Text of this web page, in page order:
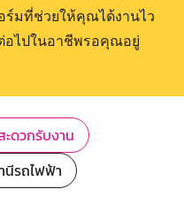
มที่ช่วยให้คุณได้งานไว
อไปในอาชีพรอคุณอยู่
ดวกรับงาน
นีรถไฟฟ้า